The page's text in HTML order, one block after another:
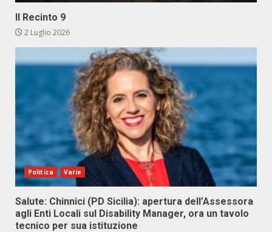
Il Recinto 9
2 Luglio 2026
Politica Varie
Salute: Chinnici (PD Sicilia): apertura dell’Assessora
agli Enti Locali sul Disability Manager, ora un tavolo
tecnico per sua istituzione